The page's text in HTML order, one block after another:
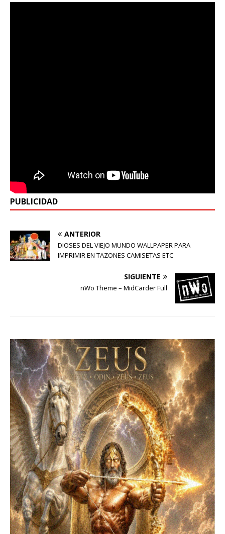
PUBLICIDAD
ANTERIOR
DIOSES DEL VIEJO MUNDO WALLPAPER PARA
IMPRIMIR EN TAZONES CAMISETAS ETC
SIGUIENTE
nWo Theme – MidCarder Full